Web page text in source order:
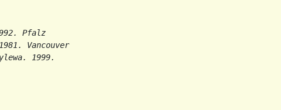
Pfalz
Vancouver
1999.